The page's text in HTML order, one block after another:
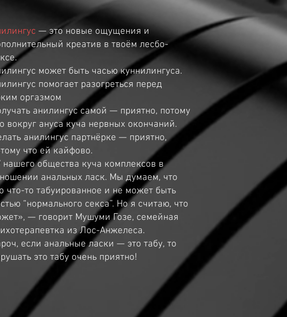
— это новые ощущения и
креатив в твоём лесбо-
может быть часью куннилингуса.
помогает разогреться перед
оргазмом
анилингус самой — приятно, потому
вокруг ануса куча нервных окончаний.
анилингус партнёрке — приятно,
что ей кайфово.
нашего общества куча комплексов в
анальных ласк. Мы думаем, что
что-то табуированное и не может быть
“нормального секса”. Но я считаю, что
— говорит Мушуми Гозе, семейная
из Лос-Анжелеса.
если анальные ласки — это табу, то
это табу очень приятно!